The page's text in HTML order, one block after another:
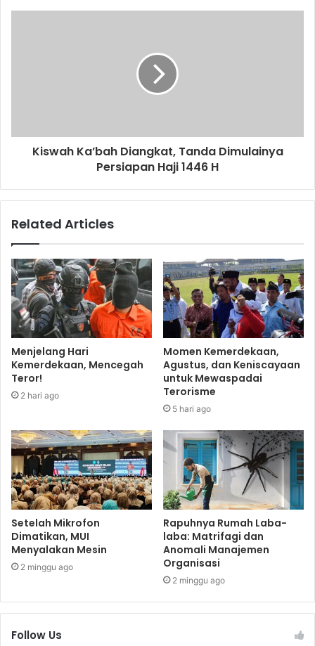
Kiswah Ka’bah Diangkat, Tanda Dimulainya
Persiapan Haji 1446 H
Related Articles
Menjelang Hari
Kemerdekaan, Mencegah
Teror!
2 hari ago
Momen Kemerdekaan,
Agustus, dan Keniscayaan
untuk Mewaspadai
Terorisme
5 hari ago
Setelah Mikrofon
Dimatikan, MUI
Menyalakan Mesin
2 minggu ago
Rapuhnya Rumah Laba-
laba: Matrifagi dan
Anomali Manajemen
Organisasi
2 minggu ago
Follow Us